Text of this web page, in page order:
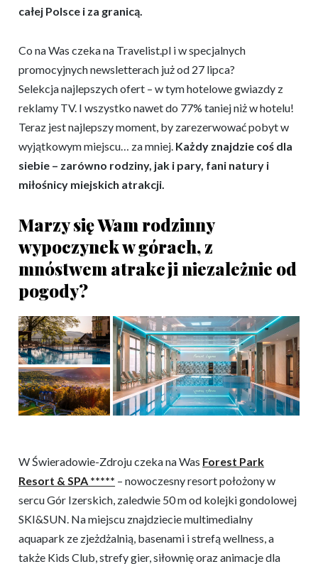
całej Polsce i za granicą.
Co na Was czeka na Travelist.pl i w specjalnych
promocyjnych newsletterach już od 27 lipca?
Selekcja najlepszych ofert – w tym hotelowe gwiazdy z
reklamy TV. I wszystko nawet do 77% taniej niż w hotelu!
Teraz jest najlepszy moment, by zarezerwować pobyt w
wyjątkowym miejscu… za mniej. Każdy znajdzie coś dla
siebie – zarówno rodziny, jak i pary, fani natury i
miłośnicy miejskich atrakcji.
Marzy się Wam rodzinny
wypoczynek w górach, z
mnóstwem atrakcji niezależnie od
pogody?
W Świeradowie-Zdroju czeka na Was Forest Park
Resort & SPA ***** – nowoczesny resort położony w
sercu Gór Izerskich, zaledwie 50 m od kolejki gondolowej
SKI&SUN. Na miejscu znajdziecie multimedialny
aquapark ze zjeżdżalnią, basenami i strefą wellness, a
także Kids Club, strefy gier, siłownię oraz animacje dla